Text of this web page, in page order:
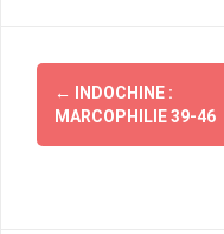
Navigation
d'article
←
INDOCHINE :
MARCOPHILIE 39-46